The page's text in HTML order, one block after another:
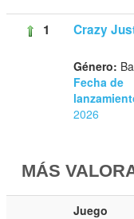
1 Crazy
Género:
Fecha de
2026
MÁS
Juego